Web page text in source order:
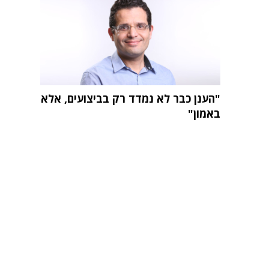
"הענן כבר לא נמדד רק בביצועים, אלא
באמון"